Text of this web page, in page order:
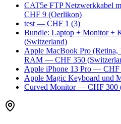
CAT5e FTP Netzwerkkabel
CHF 9 (Oerlikon)
test — CHF 1 (3)
Bundle: Laptop + Monitor +
(Switzerland)
Apple MacBook Pro
RAM — CHF 350
Apple iPhone 13 Pro — CHF
Apple Magic Keyboard und
Curved Monitor— CHF 300